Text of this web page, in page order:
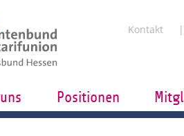
Kontakt
Positionen